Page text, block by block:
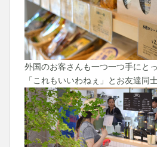
外国のお客さんも一つ一つ手にと
「これもいいわねぇ」とお友達同